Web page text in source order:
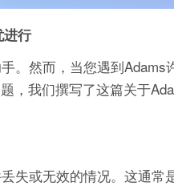
进行
。然而，当您遇到
，我们撰写了这篇关于
失或无效的情况。这通